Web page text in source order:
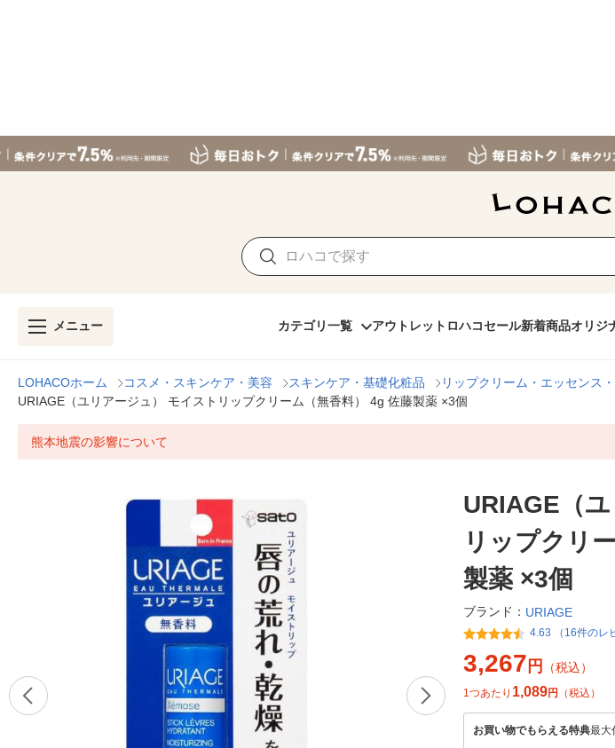
メニュー カテゴリ一覧 アウトレット ロハコセール新着商品オリジ
LOHACOホーム コスメ・スキンケア・美容 スキンケア・基礎化粧品 リップクリーム・エッセンス
URIAGE（ユリアージュ） モイストリップクリーム（無香料） 4g 佐藤製薬 ×3個
熊本地震の影響について
URIAGE（
リップクリ
製薬 ×3個
ブランド： URIAGE
4.63 （16件のレ
3,267 円 （税込）
1つあたり 1,089円 （税込）
お買い物でもらえる特典最大